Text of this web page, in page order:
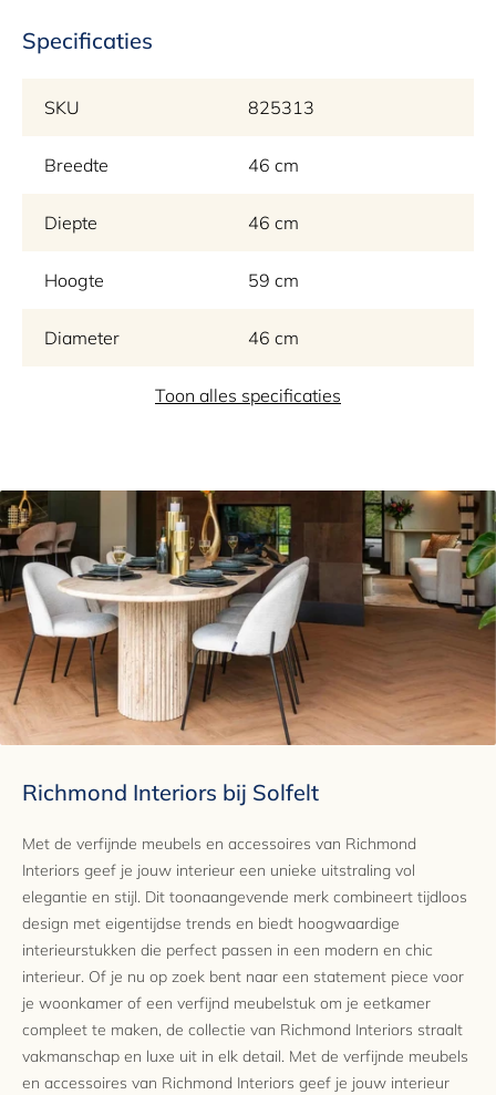
Specificaties
SKU 825313
Breedte 46 cm
Diepte 46 cm
Hoogte 59 cm
Diameter 46 cm
Goud
Merk Richmond Interiors
EAN 8721009414798
Garantie 2 jaar
Toon alles specificaties
Richmond Interiors bij Solfelt
Met de verfijnde meubels en accessoires van Richmond
Interiors geef je jouw interieur een unieke uitstraling vol
elegantie en stijl. Dit toonaangevende merk combineert tijdloos
design met eigentijdse trends en biedt hoogwaardige
interieurstukken die perfect passen in een modern en chic
interieur. Of je nu op zoek bent naar een statement piece voor
je woonkamer of een verfijnd meubelstuk om je eetkamer
compleet te maken, de collectie van Richmond Interiors straalt
vakmanschap en luxe uit in elk detail. Met de verfijnde meubels
en accessoires van Richmond Interiors geef je jouw interieur